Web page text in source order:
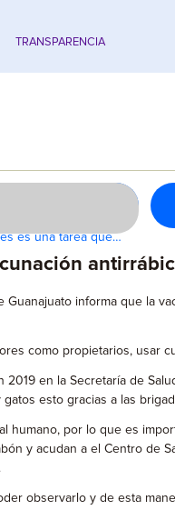
TRANSPARENCIA
es una tarea que…
Guanajuato informa que la
como propietarios, usar
2019 en la Secretaría de
esto gracias a las
humano, por lo que es
y acudan a el Centro
observarlo y de esta